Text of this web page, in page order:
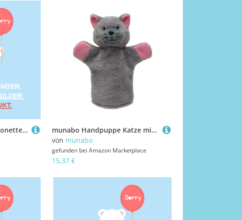
Spejbl 30 cm, Textilmarionette +CD
munabo Handpuppe Katze mit Sound, 25cm
von munabo
gefunden bei Amazon Marketplace
15,37 €